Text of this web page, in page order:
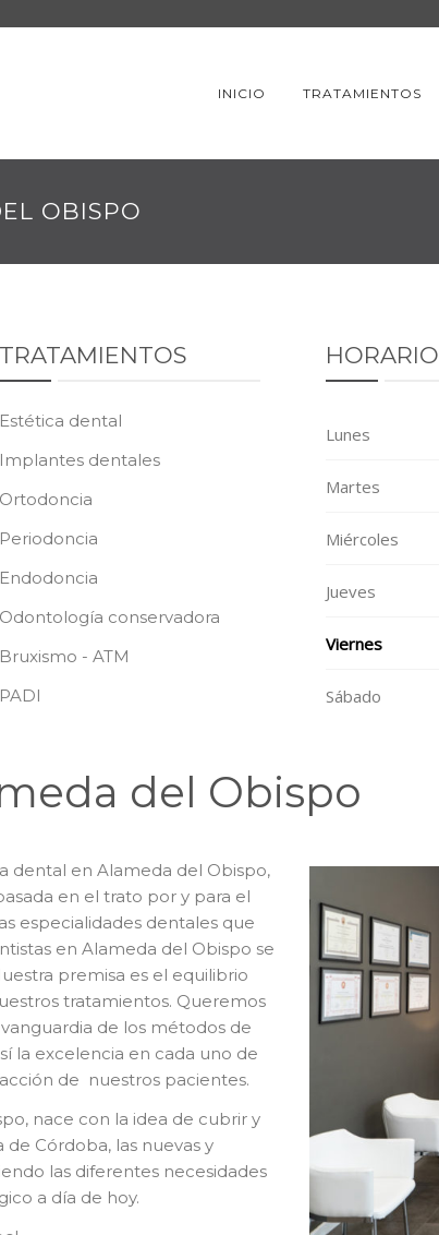
INICIO TRATAMIENTOS
OBISPO
TRATAMIENTOS
Estética dental
Implantes dentales
Ortodoncia
Periodoncia
Endodoncia
Odontología conservadora
Bruxismo - ATM
PADI
HORARIO
Lunes
Martes
Miércoles
Jueves
Viernes
Sábado
del Obispo
dental en Alameda del Obispo,
en el trato por y para el
especialidades dentales que
en Alameda del Obispo se
premisa es el equilibrio
tratamientos. Queremos
de los métodos de
la excelencia en cada uno de
de nuestros pacientes.
nace con la idea de cubrir y
Córdoba, las nuevas y
las diferentes necesidades
a día de hoy.